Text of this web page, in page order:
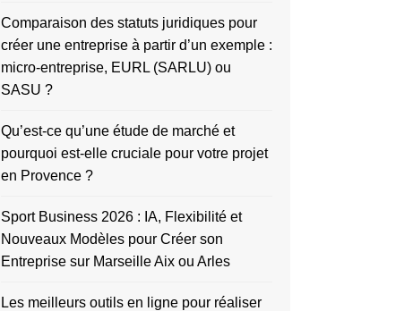
Comparaison des statuts juridiques pour
créer une entreprise à partir d’un exemple :
micro-entreprise, EURL (SARLU) ou
SASU ?
Qu’est-ce qu’une étude de marché et
pourquoi est-elle cruciale pour votre projet
en Provence ?
Sport Business 2026 : IA, Flexibilité et
Nouveaux Modèles pour Créer son
Entreprise sur Marseille Aix ou Arles
Les meilleurs outils en ligne pour réaliser